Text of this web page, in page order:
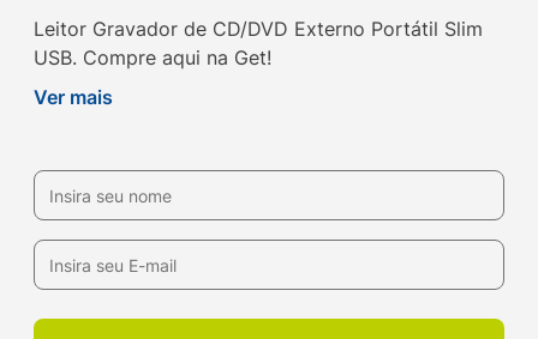
Leitor Gravador de CD/DVD Externo Portátil Slim
USB. Compre aqui na Get!
Ver mais